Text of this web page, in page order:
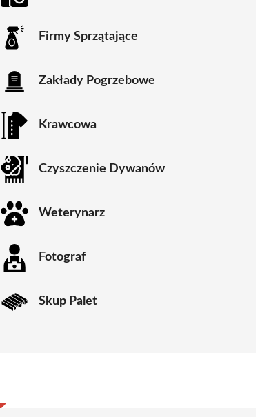
Firmy Sprzątające
Zakłady Pogrzebowe
Krawcowa
Czyszczenie Dywanów
Weterynarz
Fotograf
Skup Palet